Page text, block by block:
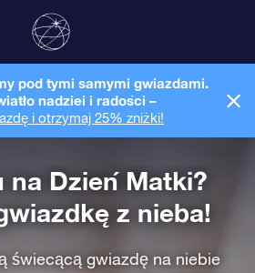
pod tymi samymi gwiazdami.
nadziei i radości –
i otrzymaj 25% zniżki!
na Dzień Matki?
z nieba!
świecącą gwiazdę na niebie